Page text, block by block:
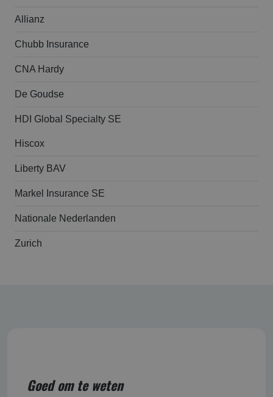
Allianz
Chubb Insurance
CNA Hardy
De Goudse
HDI Global Specialty SE
Hiscox
Liberty BAV
Markel Insurance SE
Nationale Nederlanden
Zurich
Goed om te weten